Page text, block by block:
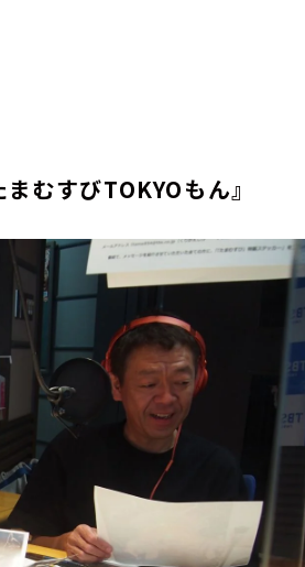
むすびTOKYOもん』